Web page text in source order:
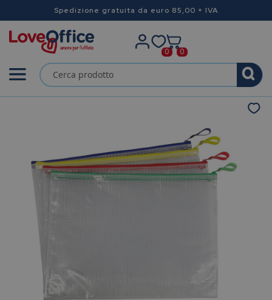
Spedizione gratuita da euro 85,00 + IVA
0 0